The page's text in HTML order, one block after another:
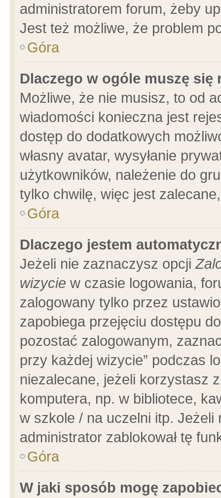
administratorem forum, żeby
Jest też możliwe, że problem
Góra
Dlaczego w ogóle muszę się
Możliwe, że nie musisz, to od
wiadomości konieczna jest
dostęp do dodatkowych
własny avatar, wysyłanie
użytkowników, należenie do
tylko chwilę, więc jest
Góra
Dlaczego jestem
Jeżeli nie zaznaczysz opcji
wizycie w czasie logowania,
zalogowany tylko przez
zapobiega przejęciu dostępu
pozostać zalogowanym,
przy każdej wizycie” podczas
niezalecane, jeżeli korzystasz
komputera, np. w bibliotece,
w szkole / na uczelni itp.
administrator zablokował tę
Góra
W jaki sposób mogę